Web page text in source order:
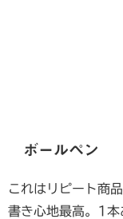
ボールペン
これはリピート商
書き心地最高。1